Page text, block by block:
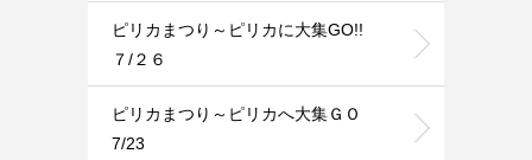
ピリカまつり～ピリカに大集GO!!
７/２６
ピリカまつり～ピリカへ大集ＧＯ
7/23